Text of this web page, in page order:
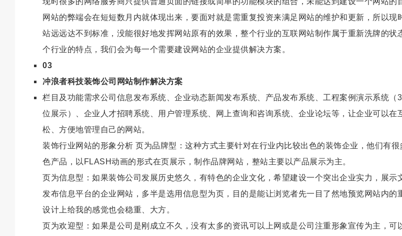
网站的弊端会在短短数月内就体现出来，要面对就是需重复投资来满足网站的维护和更新，所以现
站远远达不到标准，没能很好地发挥网站原有的效果，整个行业的互联网站制作属于重新洗牌的状
个行业的特点，我们会为每一个需要建设网站的企业提供解决方案。
03
冲浪者科技装饰公司网站制作解决方案
栏目及功能需求公司信息发布系统、企业动态新闻发布系统、产品发布系统、工程案例演示系统（
位展示）、企业人才招聘系统、用户管理系统、网上查询和咨询系统、企业论坛等，让企业可以在
松、方便地管理自己的网站。
装饰行业网站的形象分析 页为品牌型：这种方式主要针对在行业内比较出色的装饰企业，他们有很
色产品，以FLASH动画的形式在页展示，制作品牌网站，整站主要以产品展示为主。
页为信息型：如果装饰公司发展历史悠久，有特色的企业文化，希望建设一个突出企业实力，展示
发布信息平台的企业网站，多半是选用信息型为页，目的是能让浏览者先一目了然地预览网站内的
设计上给我的感觉也会稳重、大方。
页为欢迎型：如果是公司是刚成立不久，没有太多的资讯可以上网或是公司注重形象宣传为主，可